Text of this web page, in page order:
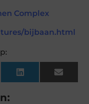
bijbaan.html
LinkedInEmail